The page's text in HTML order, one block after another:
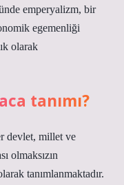
emperyalizm, bir
egemenliği
olarak
tanımı?
devlet, millet ve
olmaksızın
tanımlanmaktadır.